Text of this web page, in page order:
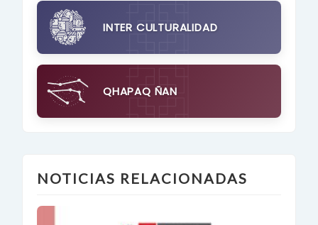
INTER CULTURALIDAD
QHAPAQ ÑAN
NOTICIAS RELACIONADAS